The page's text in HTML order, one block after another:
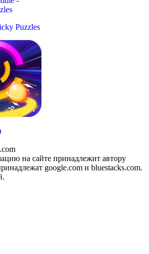
Puzzles
на сайте принадлежит автору
google.com и bluestacks.com.